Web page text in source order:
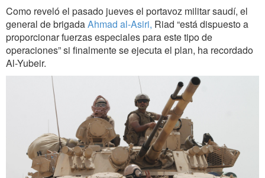
Como reveló el pasado jueves el portavoz militar saudí, el
general de brigadaAhmad al-Asiri, Riad “está dispuesto a
proporcionar fuerzas especiales para este tipo de
operaciones” si finalmente se ejecuta el plan, ha recordado
Al-Yubeir.